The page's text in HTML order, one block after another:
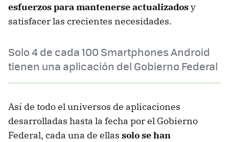
esfuerzos para mantenerse actualizadosy
satisfacer las crecientes necesidades.
Solo 4 de cada 100 Smartphones Android
tienen una aplicación del Gobierno Federal
Así de todo el universos de aplicaciones
desarrolladas hasta la fecha por el Gobierno
Federal, cada una de ellas solo se han